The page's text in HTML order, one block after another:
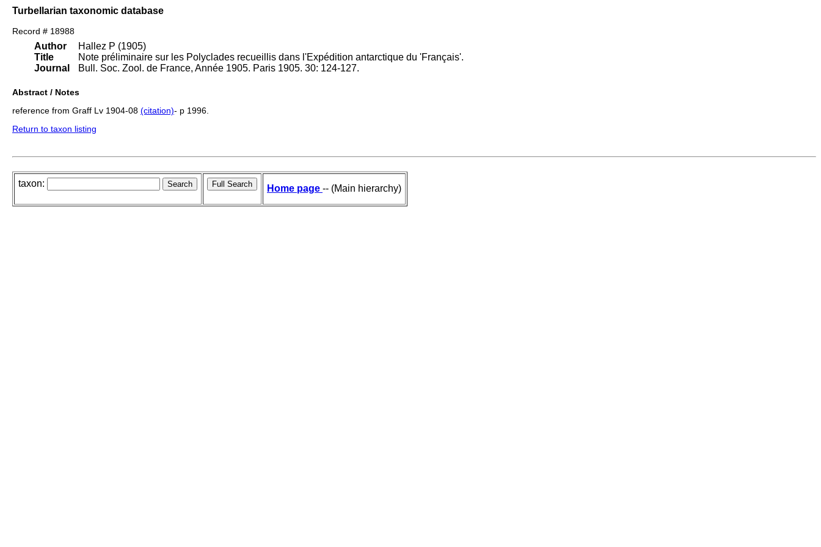
Turbellarian taxonomic database
Record # 18988
Author
Title
Journal
Hallez P (1905)
Note préliminaire sur les Polyclades recueillis dans l'Expédition antarctique du 'Français'.
Bull. Soc. Zool. de France, Année 1905. Paris 1905. 30: 124-127.
Abstract / Notes
reference from Graff Lv 1904-08 (citation)- p 1996.
Return to taxon listing
taxon: Home page -- (Main hierarchy)